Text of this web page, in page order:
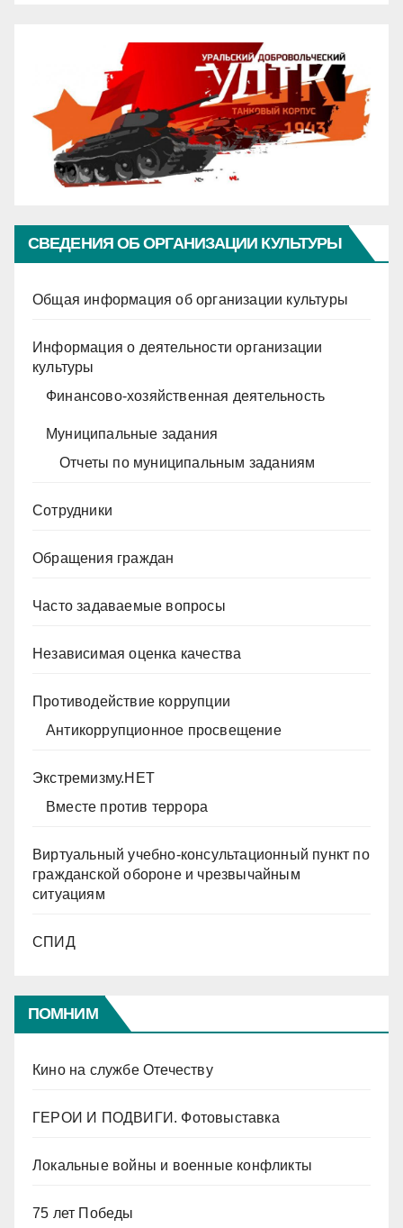
СВЕДЕНИЯ ОБ ОРГАНИЗАЦИИ КУЛЬТУРЫ
Общая информация об организации культуры
Информация о деятельности организации
культуры
Финансово-хозяйственная деятельность
Муниципальные задания
Отчеты по муниципальным заданиям
Сотрудники
Обращения граждан
Часто задаваемые вопросы
Независимая оценка качества
Противодействие коррупции
Антикоррупционное просвещение
Экстремизму.НЕТ
Вместе против террора
Виртуальный учебно-консультационный пункт по
гражданской обороне и чрезвычайным
ситуациям
СПИД
ПОМНИМ
Кино на службе Отечеству
ГЕРОИ И ПОДВИГИ. Фотовыставка
Локальные войны и военные конфликты
75 лет Победы